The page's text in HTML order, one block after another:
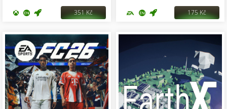
351 Kč 175 Kč